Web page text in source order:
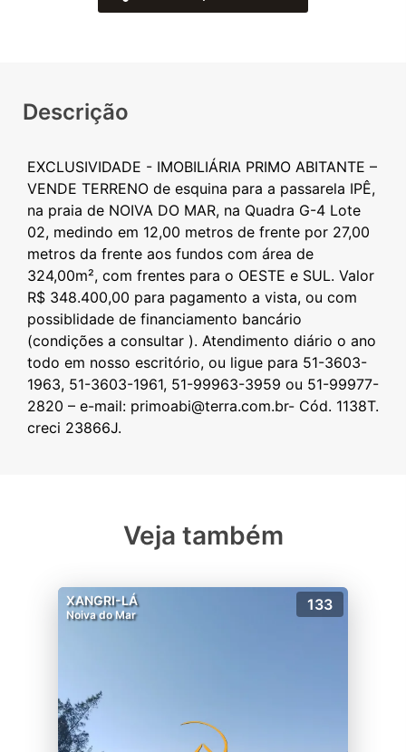
Descrição
EXCLUSIVIDADE - IMOBILIÁRIA PRIMO ABITANTE –
VENDE TERRENO de esquina para a passarela IPÊ,
na praia de NOIVA DO MAR, na Quadra G-4 Lote
02, medindo em 12,00 metros de frente por 27,00
metros da frente aos fundos com área de
324,00m², com frentes para o OESTE e SUL. Valor
R$ 348.400,00 para pagamento a vista, ou com
possiblidade de financiamento bancário
(condições a consultar ). Atendimento diário o ano
todo em nosso escritório, ou ligue para 51-3603-
1963, 51-3603-1961, 51-99963-3959 ou 51-99977-
2820 – e-mail: primoabi@terra.com.br- Cód. 1138T.
Veja também
XANGRI-LÁ
Noiva do Mar
133